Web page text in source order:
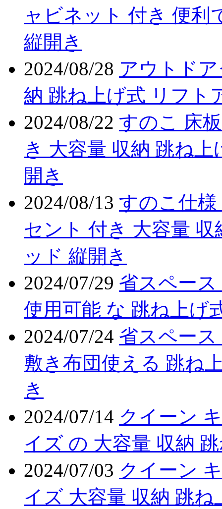
ャビネット 付き 便利
縦開き
2024/08/28 アウトド
納 跳ね上げ式 リフト
2024/08/22 すのこ 床
き 大容量 収納 跳ね
開き
2024/08/13 すのこ仕
セント 付き 大容量
ッド 縦開き
2024/07/29 省スペー
使用可能 な 跳ね上げ
2024/07/24 省スペー
敷き布団使える 跳ね
き
2024/07/14 クイーン
イズ の 大容量 収納
2024/07/03 クイーン
イズ 大容量 収納 跳